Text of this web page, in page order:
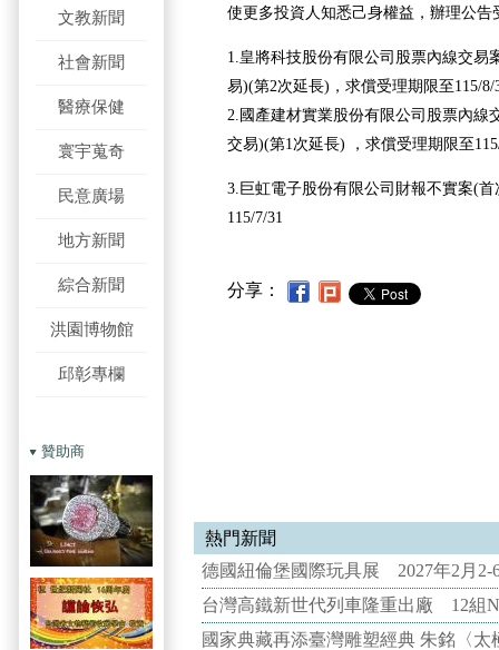
文教新聞
社會新聞
醫療保健
寰宇蒐奇
民意廣場
地方新聞
綜合新聞
洪園博物館
邱彰專欄
贊助商
使更多投資人知悉己身權益，辦理公告
1.皇將科技股份有限公司股票內線交易
易)(第2次延長)，求償受理期限至115/8/
2.國產建材實業股份有限公司股票內線
交易)(第1次延長) ，求償受理期限至
3.巨虹電子股份有限公司財報不實案(
115/7/31
分享：
熱門新聞
德國紐倫堡國際玩具展 2027年2月2-
台灣高鐵新世代列車隆重出廠 12組
國家典藏再添臺灣雕塑經典 朱銘〈